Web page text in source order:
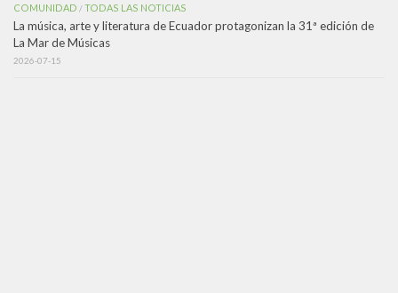
COMUNIDAD /TODAS LAS NOTICIAS
La música, arte y literatura de Ecuador protagonizan la 31ª edición de
La Mar de Músicas
2026-07-15